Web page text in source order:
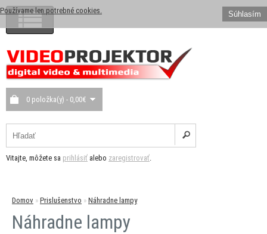
0 položka(y) - 0,00€
Vitajte, môžete sa prihlásiť alebo zaregistrovať.
Súhlasím
Používame len potrebné cookies.
Domov » Prislušenstvo » Náhradne lampy
Náhradne lampy